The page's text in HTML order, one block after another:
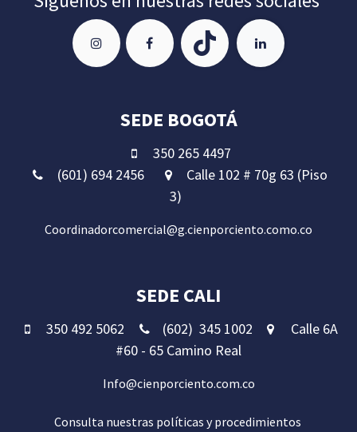
SEDE BOGOTÁ
350 265 4497
(601) 694 2456
Calle 102 # 70g 63 (Piso
3)
Coordinadorcomercial@g.cienporciento.como.co
SEDE CALI
350 492 5062 (602) 345 1002
Calle 6A
#60 - 65 Camino Real
Info@cienporciento.com.co
Consulta nuestras políticas y procedimientos